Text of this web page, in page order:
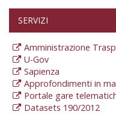
SERVIZI
Amministrazione
U-Gov
Sapienza
Approfondimenti in
Portale gare
Datasets 190/2012